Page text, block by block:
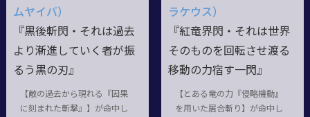
ムヤイバ）
『黒後斬閃・それは過去
より漸進していく者が振
るう黒の刃』
【敵の過去から現れる『因果
に刻まれた斬撃』】が命中し
ラケウス）
『紅竜界閃・それは世界
そのものを回転させ渡る
移動の力宿す一閃』
【とある竜の力『侵略機動』
を用いた居合斬り】が命中し